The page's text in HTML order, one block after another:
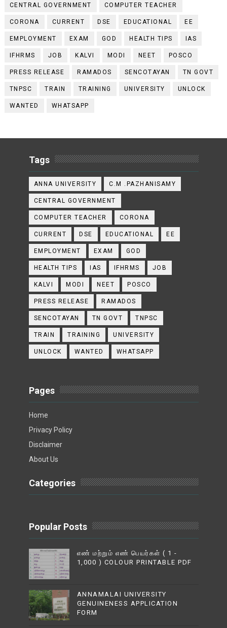
CENTRAL GOVERNMENT COMPUTER TEACHER
CORONA CURRENT DSE EDUCATIONAL EE
EMPLOYMENT EXAM GOD HEALTH TIPS IAS
IFHRMS JOB KALVI MODI NEET POSCO
PRESS RELEASE RAMADOS SENCOTAYAN TN GOVT
TNPSC TRAIN TRAINING UNIVERSITY UNLOCK
WANTED WHATSAPP
Tags
ANNA UNIVERSITY C.M .PAZHANISAMY
CENTRAL GOVERNMENT
COMPUTER TEACHER CORONA
CURRENT DSE EDUCATIONAL EE
EMPLOYMENT EXAM GOD
HEALTH TIPS IAS IFHRMS JOB
KALVI MODI NEET POSCO
PRESS RELEASE RAMADOS
SENCOTAYAN TN GOVT TNPSC
TRAIN TRAINING UNIVERSITY
UNLOCK WANTED WHATSAPP
Pages
Home
Privacy Policy
Disclaimer
About Us
Categories
Popular Posts
எண் மற்றும் எண் பெயர்கள் ( 1 -
1,000 ) COLOUR PRINTABLE PDF
ANNAMALAI UNIVERSITY
GENUINENESS APPLICATION
FORM